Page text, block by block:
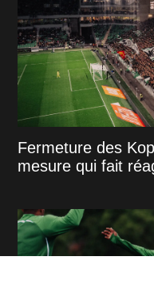
Fermeture des
mesure qui fait